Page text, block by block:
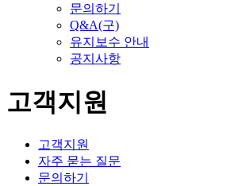
문의하기
Q&A(구)
유지보수 안내
공지사항
고객지원
고객지원
자주 묻는 질문
문의하기